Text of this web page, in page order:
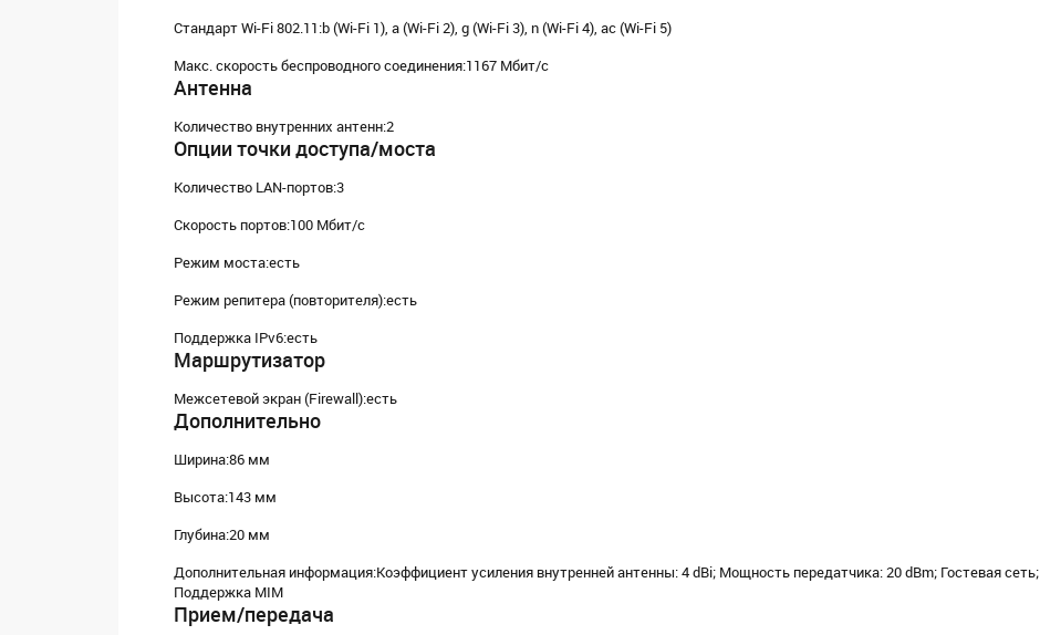
Стандарт Wi-Fi 802.11:b (Wi-Fi 1), a (Wi-Fi 2), g (Wi-Fi 3), n (Wi-Fi 4), ac (Wi-Fi 5)
Макс. скорость беспроводного соединения:1167 Мбит/с
Антенна
Количество внутренних антенн:2
Опции точки доступа/моста
Количество LAN-портов:3
Скорость портов:100 Мбит/с
Режим моста:есть
Режим репитера (повторителя):есть
Поддержка IPv6:есть
Маршрутизатор
Межсетевой экран (Firewall):есть
Дополнительно
Ширина:86 мм
Высота:143 мм
Глубина:20 мм
Дополнительная информация:Коэффициент усиления внутренней антенны: 4 dBi; Мощность передатчика: 20 dBm; Гостевая сеть;
Поддержка MIM
Прием/передача